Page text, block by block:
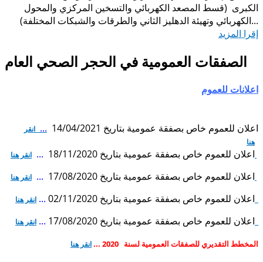
الكبرى (قسط المصعد الكهربائي والتسخين المركزي والمحول
الكهربائي وتهيئة الدهليز الثاني والطرقات والشبكات المختلفة)...
إقرا المزيد
الصفقات العمومية في الحجر الصحي العام
اعلانات للعموم
اعلان للعموم خاص بصفقة عمومية بتاريخ 14/04/2021 ... انقر
هنا
اعلان للعموم خاص بصفقة عمومية بتاريخ 18/11/2020 ... انقر هنا
اعلان للعموم خاص بصفقة عمومية بتاريخ 17/08/2020 ... انقر هنا
اعلان للعموم خاص بصفقة عمومية بتاريخ 02/11/2020 ... انقر هنا
اعلان للعموم خاص بصفقة عمومية بتاريخ 17/08/2020 ... انقر هنا
المخطط التقديري للصفقات العمومية لسنة انقر هنا